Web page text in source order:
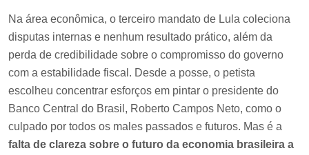
Na área econômica, o terceiro mandato de Lula coleciona
disputas internas e nenhum resultado prático, além da
perda de credibilidade sobre o compromisso do governo
com a estabilidade fiscal. Desde a posse, o petista
escolheu concentrar esforços em pintar o presidente do
Banco Central do Brasil, Roberto Campos Neto, como o
culpado por todos os males passados e futuros. Mas é a
falta de clareza sobre o futuro da economia brasileira a